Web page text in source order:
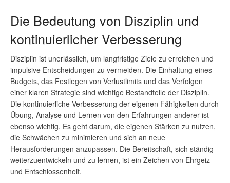
Die Bedeutung von Disziplin und
kontinuierlicher Verbesserung
Disziplin ist unerlässlich, um langfristige Ziele zu erreichen und
impulsive Entscheidungen zu vermeiden. Die Einhaltung eines
Budgets, das Festlegen von Verlustlimits und das Verfolgen
einer klaren Strategie sind wichtige Bestandteile der Disziplin.
Die kontinuierliche Verbesserung der eigenen Fähigkeiten durch
Übung, Analyse und Lernen von den Erfahrungen anderer ist
ebenso wichtig. Es geht darum, die eigenen Stärken zu nutzen,
die Schwächen zu minimieren und sich an neue
Herausforderungen anzupassen. Die Bereitschaft, sich ständig
weiterzuentwickeln und zu lernen, ist ein Zeichen von Ehrgeiz
und Entschlossenheit.